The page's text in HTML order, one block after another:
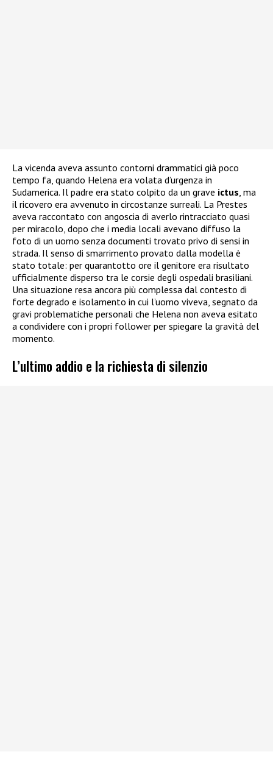
La vicenda aveva assunto contorni drammatici già poco
tempo fa, quando Helena era volata d’urgenza in
Sudamerica. Il padre era stato colpito da un grave ictus, ma
il ricovero era avvenuto in circostanze surreali. La Prestes
aveva raccontato con angoscia di averlo rintracciato quasi
per miracolo, dopo che i media locali avevano diffuso la
foto di un uomo senza documenti trovato privo di sensi in
strada. Il senso di smarrimento provato dalla modella è
stato totale: per quarantotto ore il genitore era risultato
ufficialmente disperso tra le corsie degli ospedali brasiliani.
Una situazione resa ancora più complessa dal contesto di
forte degrado e isolamento in cui l’uomo viveva, segnato da
gravi problematiche personali che Helena non aveva esitato
a condividere con i propri follower per spiegare la gravità del
momento.
L’ultimo addio e la richiesta di silenzio